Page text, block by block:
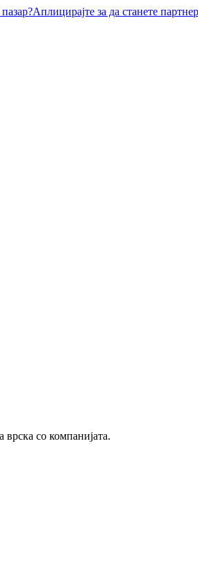
Аплицирајте за да станете партнер
со компанијата.